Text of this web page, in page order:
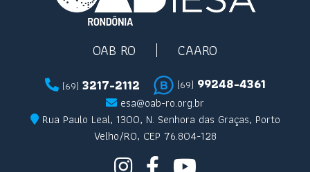
OAB RO CAARO
(69) 3217-2112 (69) 99248-4361
esa@oab-ro.org.br
Rua Paulo Leal, 1300, N. Senhora das Graças, Porto
Velho/RO, CEP 76.804-128